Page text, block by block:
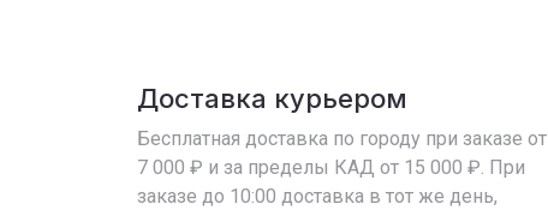
Доставка курьером
Бесплатная доставка по городу при заказе от
7 000 ₽ и за пределы КАД от 15 000 ₽. При
заказе до 10:00 доставка в тот же день,